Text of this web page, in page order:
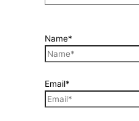
Name*
Email*